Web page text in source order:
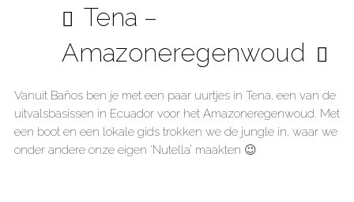
Tena –
Amazoneregenwoud
Vanuit Baños ben je met een paar uurtjes in Tena, een van de
uitvalsbasissen in Ecuador voor het Amazoneregenwoud. Met
een boot en een lokale gids trokken we de jungle in, waar we
onder andere onze eigen ‘Nutella’ maakten 😉